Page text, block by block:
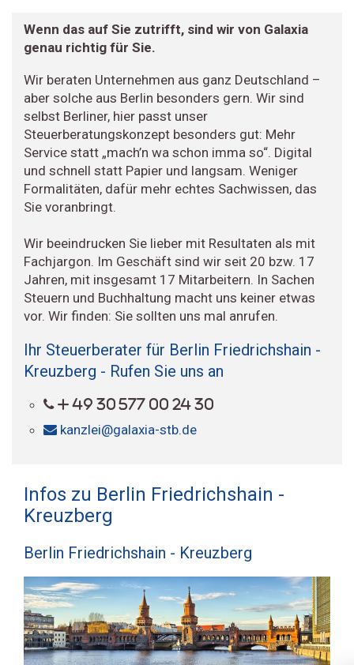
Wenn das auf Sie zutrifft, sind wir von Galaxia
genau richtig für Sie.
Wir beraten Unternehmen aus ganz Deutschland –
aber solche aus Berlin besonders gern. Wir sind
selbst Berliner, hier passt unser
Steuerberatungskonzept besonders gut: Mehr
Service statt „mach’n wa schon imma so“. Digital
und schnell statt Papier und langsam. Weniger
Formalitäten, dafür mehr echtes Sachwissen, das
Sie voranbringt.
Wir beeindrucken Sie lieber mit Resultaten als mit
Fachjargon. Im Geschäft sind wir seit 20 bzw. 17
Jahren, mit insgesamt 17 Mitarbeitern. In Sachen
Steuern und Buchhaltung macht uns keiner etwas
vor. Wir finden: Sie sollten uns mal anrufen.
Ihr Steuerberater für Berlin Friedrichshain -
Kreuzberg - Rufen Sie uns an
+ 49 30 577 00 24 30
kanzlei@galaxia-stb.de
Infos zu Berlin Friedrichshain -
Kreuzberg
Berlin Friedrichshain - Kreuzberg